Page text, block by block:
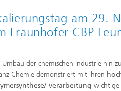
am 29.
Fraunhofer CBP
Umbau der chemischen Industrie hin
Chemie demonstriert mit ihren
verarbeitung wichtige